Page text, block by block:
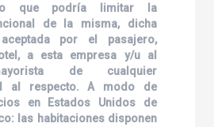
lo que podría limitar la
de la misma, dicha
por el pasajero,
a esta empresa y/u al
de cualquier
al respecto. A modo de
en Estados Unidos de
las habitaciones disponen